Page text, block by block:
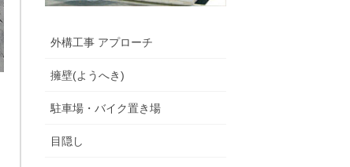
外構工事 アプローチ
擁壁(ようへき)
駐車場・バイク置き場
目隠し